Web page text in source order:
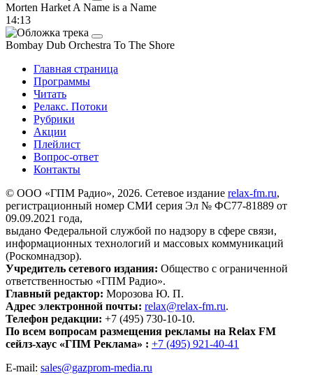
Morten Harket A Name is a Name
14:13
Bombay Dub Orchestra To The Shore
Главная страница
Программы
Читать
Релакс. Потоки
Рубрики
Акции
Плейлист
Вопрос-ответ
Контакты
© ООО «ГПМ Радио», 2026. Сетевое издание relax-fm.ru,
регистрационный номер СМИ серия Эл № ФС77-81889 от
09.09.2021 года,
выдано Федеральной службой по надзору в сфере связи,
информационных технологий и массовых коммуникаций
(Роскомнадзор).
Учредитель сетевого издания: Общество с ограниченной
ответственностью «ГПМ Радио».
Главный редактор: Морозова Ю. П.
Адрес электронной почты: relax@relax-fm.ru.
Телефон редакции: +7 (495) 730-10-10.
По всем вопросам размещения рекламы на Relax FM
сейлз-хаус «ГПМ Реклама» : +7 (495) 921-40-41
E-mail: sales@gazprom-media.ru